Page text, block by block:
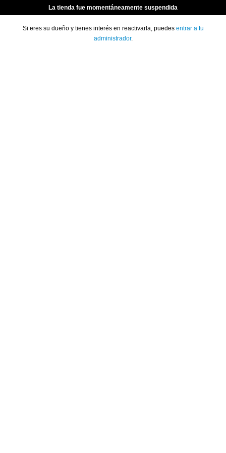
La tienda fue momentáneamente suspendida
Si eres su dueño y tienes interés en reactivarla, puedes entrar a tu
administrador.